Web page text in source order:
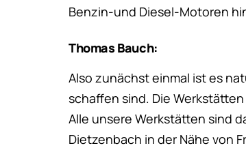
Benzin-und Diesel-Motoren
Thomas Bauch:
Also zunächst einmal ist es
schaffen sind. Die
Alle unsere Werkstätten sind
Dietzenbach in der Nähe von